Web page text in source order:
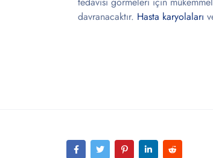
davranacaktır. Hasta karyolaları